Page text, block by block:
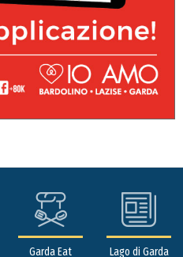
Garda Eat Lago di Garda